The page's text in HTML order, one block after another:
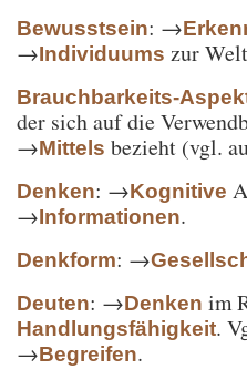
Bewusstsein: →
→Individuums zur
Brauchbarkeits-
der sich auf die
→Mittels bezieht (vgl.
Denken: →Kognitive
→Informationen.
Denkform: →
Deuten: →Denken im
Handlungsfähigkeit.
→Begreifen.